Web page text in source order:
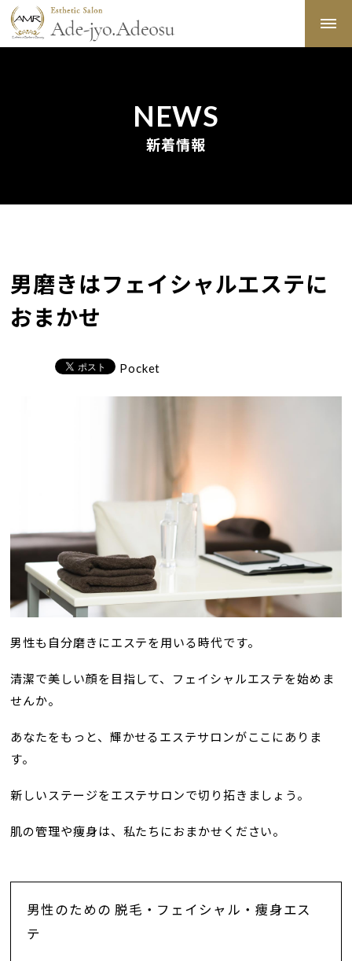
NEWS
新着情報
男磨きはフェイシャルエステに
おまかせ
Pocket
男性も自分磨きにエステを用いる時代です。
清潔で美しい顔を目指して、フェイシャルエステを始めま
せんか。
あなたをもっと、輝かせるエステサロンがここにありま
す。
新しいステージをエステサロンで切り拓きましょう。
肌の管理や痩身は、私たちにおまかせください。
男性のための 脱毛・フェイシャル・痩身エス
テ